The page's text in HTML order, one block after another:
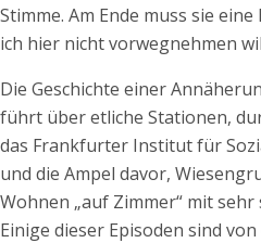
Stimme. Am Ende muss sie
ich hier nicht vorwegnehmen
Die Geschichte einer
führt über etliche Stationen,
das Frankfurter Institut für
und die Ampel davor,
Wohnen „auf Zimmer“ mit
Einige dieser Episoden sind